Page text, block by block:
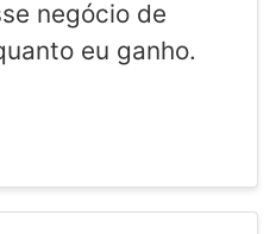
negócio de
eu ganho.